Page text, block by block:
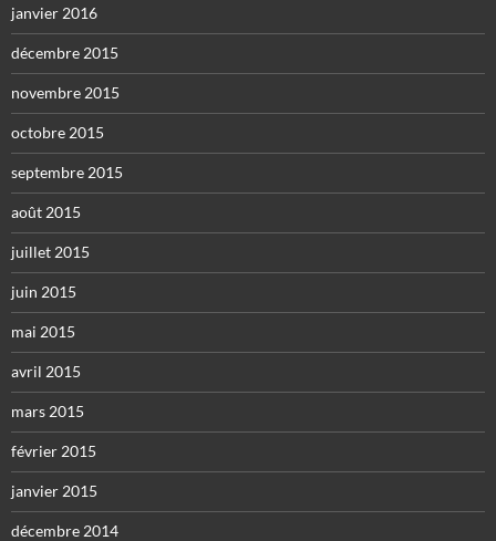
janvier 2016
décembre 2015
novembre 2015
octobre 2015
septembre 2015
août 2015
juillet 2015
juin 2015
mai 2015
avril 2015
mars 2015
février 2015
janvier 2015
décembre 2014